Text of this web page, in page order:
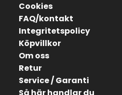
Cookies
FAQ/kontakt
Integritetspolicy
Köpvillkor
Om oss
Retur
Service / Garanti